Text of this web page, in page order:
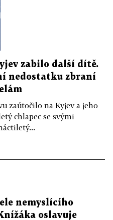
zabilo další dítě.
nedostatku zbraní
zaútočilo na Kyjev a jeho
chlapec se svými
nemyslícího
oslavuje